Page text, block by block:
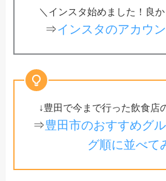
＼インスタ始めました！良
⇒インスタのアカウ
↓豊田で今まで行った飲食店
⇒豊田市のおすすめグ
グ順に並べて